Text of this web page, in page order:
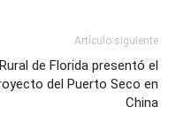
Artículo siguiente
de Florida presentó el
del Puerto Seco en
China